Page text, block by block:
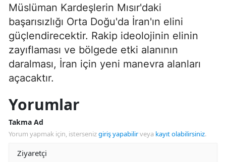
Müslüman Kardeşlerin Mısır'daki
başarısızlığı Orta Doğu'da İran'ın elini
güçlendirecektir. Rakip ideolojinin elinin
zayıflaması ve bölgede etki alanının
daralması, İran için yeni manevra alanları
açacaktır.
Yorumlar
Takma Ad
Yorum yapmak için, istersenizgiriş yapabilirveya kayıt olabilirsiniz.